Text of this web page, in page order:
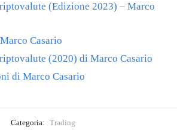
(Edizione 2023) – Marco
Casario
(2020) di Marco Casario
di Marco Casario
Categoria: Trading